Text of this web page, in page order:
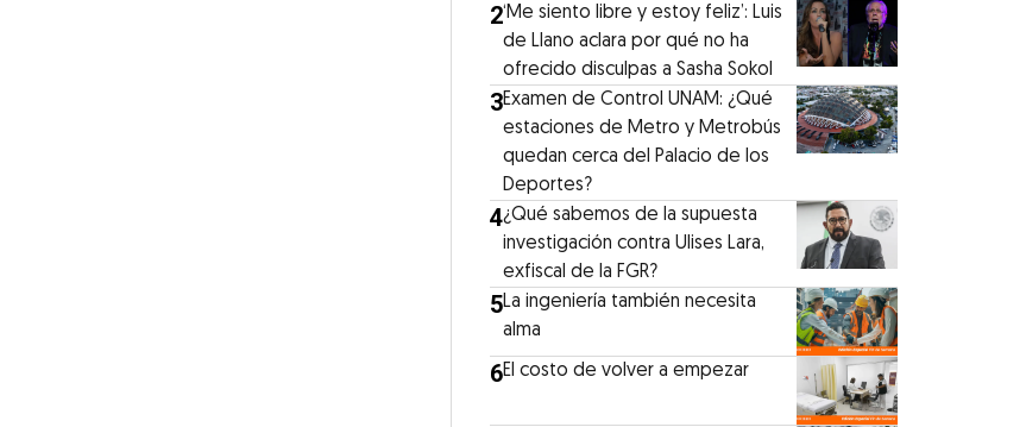
2‘Me siento libre y estoy feliz’: Luis
de Llano aclara por qué no ha
ofrecido disculpas a Sasha Sokol
3Examen de Control UNAM: ¿Qué
estaciones de Metro y Metrobús
quedan cerca del Palacio de los
Deportes?
4¿Qué sabemos de la supuesta
investigación contra Ulises Lara,
exfiscal de la FGR?
5La ingeniería también necesita
alma
6El costo de volver a empezar